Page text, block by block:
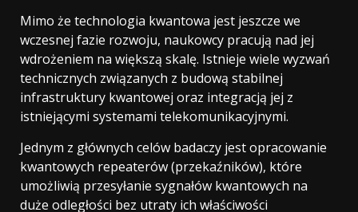
Mimo że technologia kwantowa jest jeszcze we
wczesnej fazie rozwoju, naukowcy pracują nad jej
wdrożeniem na większą skalę. Istnieje wiele wyzwań
technicznych związanych z budową stabilnej
infrastruktury kwantowej oraz integracją jej z
istniejącymi systemami telekomunikacyjnymi.
Jednym z głównych celów badaczy jest opracowanie
kwantowych repeaterów (przekaźników), które
umożliwią przesyłanie sygnałów kwantowych na
duże odległości bez utraty ich właściwości